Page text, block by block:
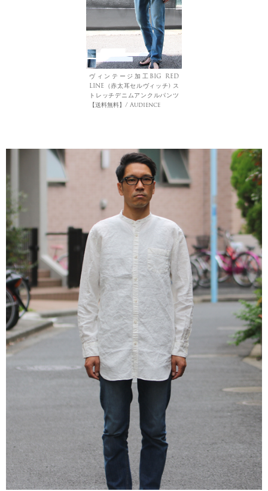
ヴィンテージ加工BIG RED
LINE（赤太耳セルヴィッチ) ス
トレッチデニムアンクルパンツ
【送料無料】/ Audience